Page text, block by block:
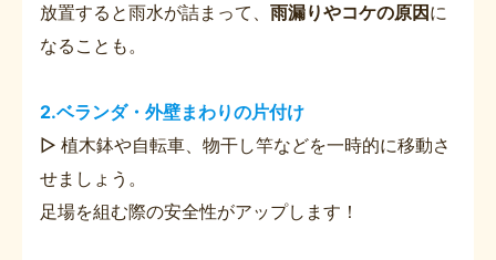
放置すると雨水が詰まって、 雨漏りやコケの原因 に
なることも。
2.ベランダ・外壁まわりの片付け
▷ 植木鉢や自転車、物干し竿などを一時的に移動さ
せましょう。
足場を組む際の安全性がアップします！